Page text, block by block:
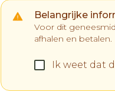
Belangrijke
Voor dit
afhalen en betalen.
Ik weet dat